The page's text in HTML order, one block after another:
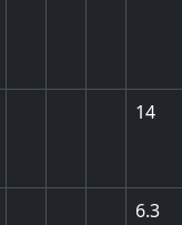
14
6.3